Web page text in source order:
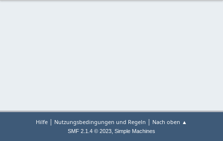
Hilfe | Nutzungsbedingungen und Regeln | Nach oben ▲
SMF 2.1.4 © 2023, Simple Machines